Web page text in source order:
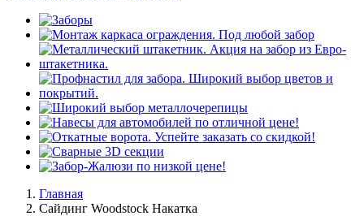
Главная
Сайдинг Woodstock Накатка